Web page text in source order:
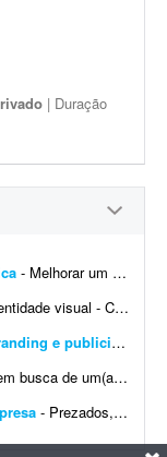
| Duração
- Melhorar um brand book existente para um ateliê de cerâmica, além de toda a parte de papelaria; por exemplo: - Essência da marca - Propósito - Missão - Vis&a...
a nova identidade visual da CJ Gonçalves, uma empresa do segmento imobiliário que atua co...
Naming e identidade visual para marca (branding e publicidade)
para o meu casamento. O estilo será inspirado no universo medieval/encantado; temos como referência O Senhor dos A...
- Prezados, tenho uma pessoa em mente para o trabalho e a direcionarei a este projeto. Trata-se da criação de logotipo e identidade visual para a empresa do agronegócio Agromation.